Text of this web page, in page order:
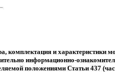
и характеристики
информационно-
положениями Статьи 437